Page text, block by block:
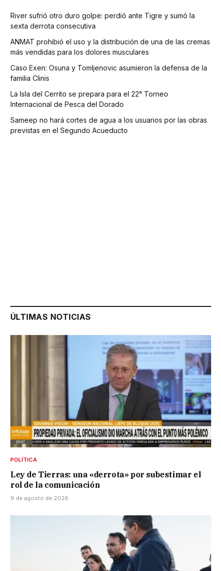
River sufrió otro duro golpe: perdió ante Tigre y sumó la
sexta derrota consecutiva
ANMAT prohibió el uso y la distribución de una de las cremas
más vendidas para los dolores musculares
Caso Exen: Osuna y Tomljenovic asumieron la defensa de la
familia Clinis
La Isla del Cerrito se prepara para el 22° Torneo
Internacional de Pesca del Dorado
Sameep no hará cortes de agua a los usuarios por las obras
previstas en el Segundo Acueducto
ÚLTIMAS NOTICIAS
POLÍTICA
Ley de Tierras: una «derrota» por subestimar el
rol de la comunicación
9 de agosto de 2026